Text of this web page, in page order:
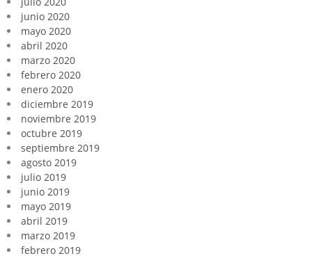
junio 2020
mayo 2020
abril 2020
marzo 2020
febrero 2020
enero 2020
diciembre 2019
noviembre 2019
octubre 2019
septiembre 2019
agosto 2019
julio 2019
junio 2019
mayo 2019
abril 2019
marzo 2019
febrero 2019